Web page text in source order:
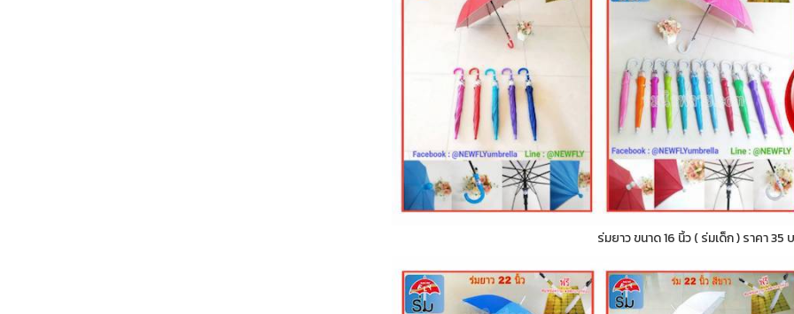
ร่มยาว ขนาด 16 นิ้ว ( ร่มเด็ก ) ราคา 35